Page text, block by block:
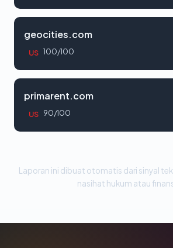
geocities.com
US 100/100
primarent.com
US 90/100
Laporan ini dibuat otomatis dari sinyal
nasihat hukum atau